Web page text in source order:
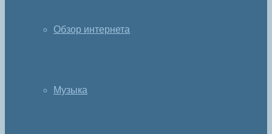
Обзор интернета
Музыка